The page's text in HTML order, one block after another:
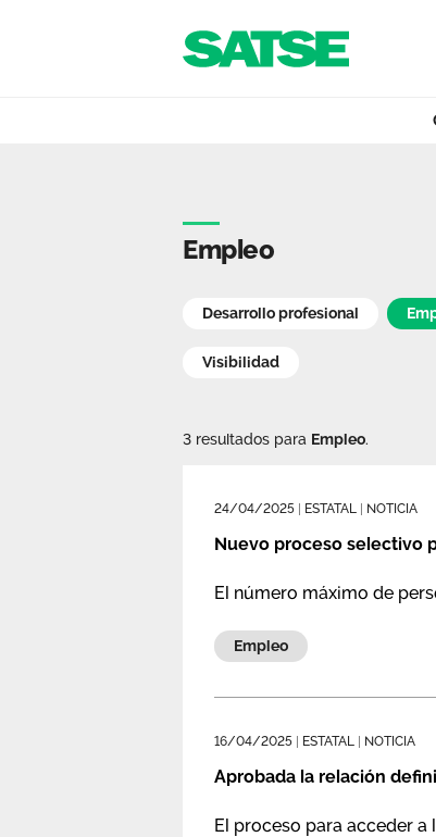
Navegación
Empleo
Desarrollo profesional
Visibilidad
3 resultados para Empleo.
24/04/2025 ESTATAL NOTICIA
Nuevo proceso selectivo
El número máximo de
Empleo
16/04/2025 ESTATAL NOTICIA
Aprobada la relación
El proceso para acceder